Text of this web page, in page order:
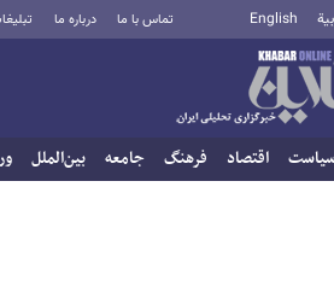
English تماس با ما درباره ما
اقتصاد فرهنگ جامعه بین‌الملل